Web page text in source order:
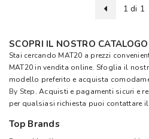
1 di 1
SCOPRI IL NOSTRO
Stai cercando MAT20 a prezzi
MAT20 in vendita online. Sfoglia il
modello preferito e acquista
By Step. Acquisti e pagamenti sicuri e
per qualsiasi richiesta puoi contattare
Top Brands